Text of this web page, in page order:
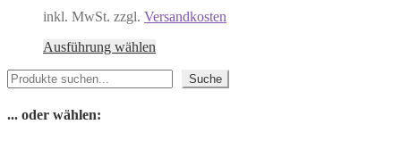
auf
werden
inkl. MwSt. zzgl. Versandkosten
Ausführung wählen
Suchen Suche
... oder wählen: